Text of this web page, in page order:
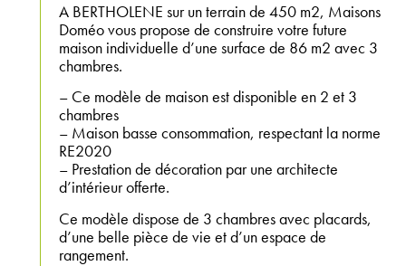
A BERTHOLENE sur un terrain de 450 m2, Maisons
Doméo vous propose de construire votre future
maison individuelle d’une surface de 86 m2 avec 3
chambres.
– Ce modèle de maison est disponible en 2 et 3
chambres
– Maison basse consommation, respectant la norme
RE2020
– Prestation de décoration par une architecte
d’intérieur offerte.
Ce modèle dispose de 3 chambres avec placards,
d’une belle pièce de vie et d’un espace de
rangement.